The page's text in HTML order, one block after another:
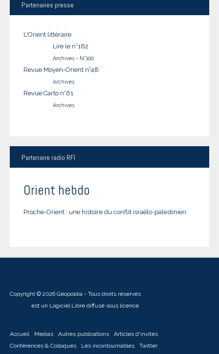
Partenaires presse
L'Orient littéraire
Lire le n°162
Archives - N°100
Revue Moyen-Orient n°48
Archives
Revue Carto n°61
Archives
Partenaire radio RFI
Orient hebdo
Proche-Orient : une histoire du conflit israélo-palestinien
Copyright © 2026 Géopoldia - Tous droits réservés
est un Logiciel Libre diffusé sous licence
Accueil Medias Autres publications
Articles d'invités
Conférences & Colloques
Les incontournables Twitter